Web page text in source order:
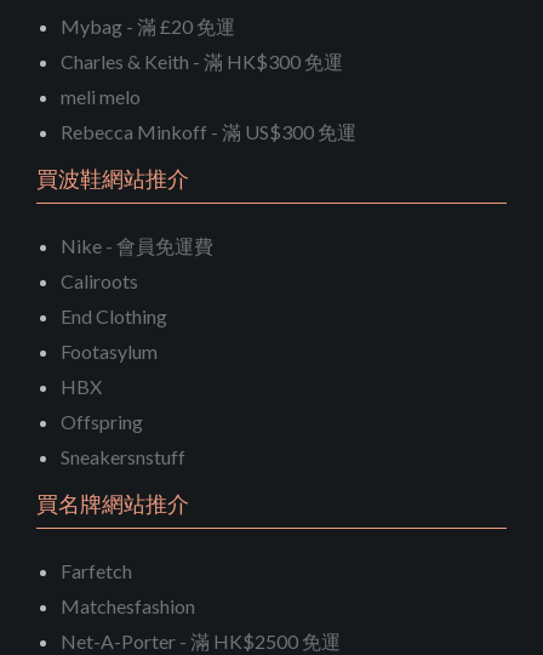
Mybag - 滿 £20 免運
Charles & Keith - 滿 HK$300 免運
meli melo
Rebecca Minkoff - 滿 US$300 免運
買波鞋網站推介
Nike - 會員免運費
Caliroots
End Clothing
Footasylum
HBX
Offspring
Sneakersnstuff
買名牌網站推介
Farfetch
Matchesfashion
Net-A-Porter - 滿 HK$2500 免運